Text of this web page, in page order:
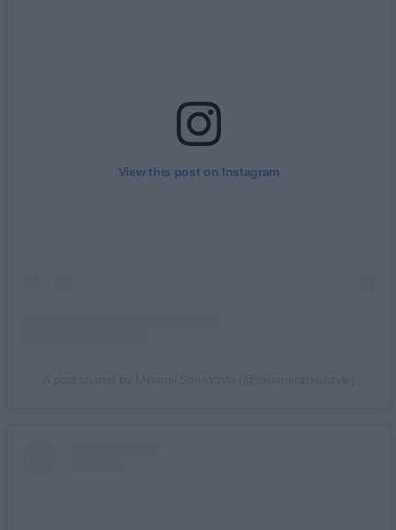
View this post on Instagram